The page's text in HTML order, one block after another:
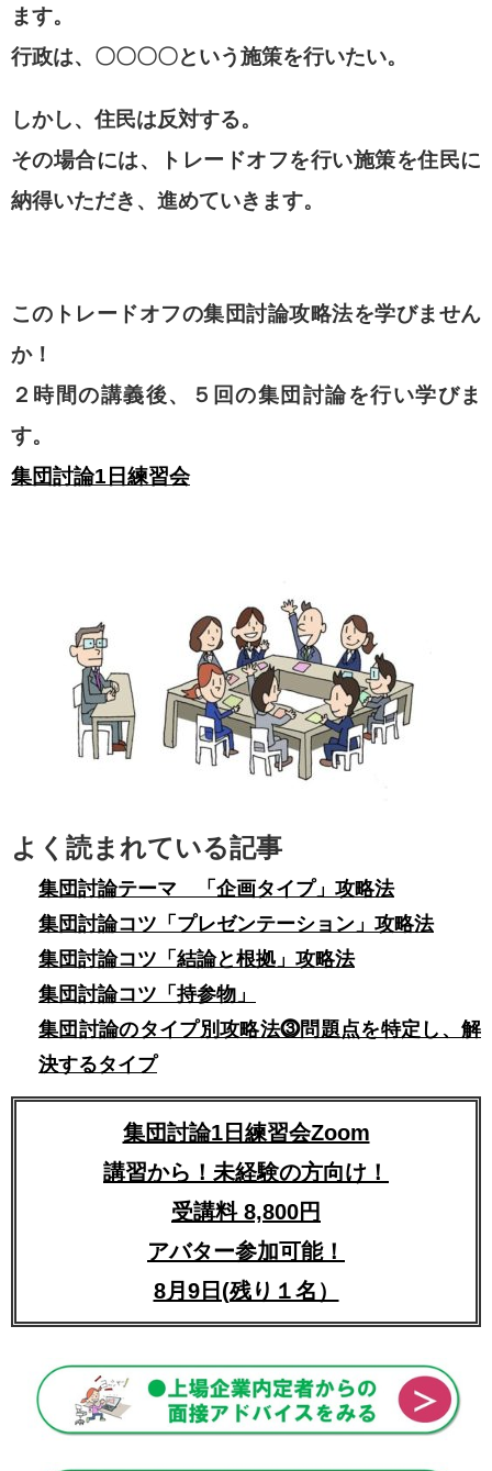
ます。
行政は、〇〇〇〇という施策を行いたい。
しかし、住民は反対する。
その場合には、トレードオフを行い施策を住民に
納得いただき、進めていきます。
このトレードオフの集団討論攻略法を学びません
か！
２時間の講義後、５回の集団討論を行い学びま
す。
集団討論1日練習会
よく読まれている記事
集団討論テーマ 「企画タイプ」攻略法
集団討論コツ「プレゼンテーション」攻略法
集団討論コツ「結論と根拠」攻略法
集団討論コツ「持参物」
集団討論のタイプ別攻略法⓷問題点を特定し、解
決するタイプ
集団討論1日練習会Zoom
講習から！未経験の方向け！
受講料 8,800円
アバター参加可能！
8月9日(残り１名）